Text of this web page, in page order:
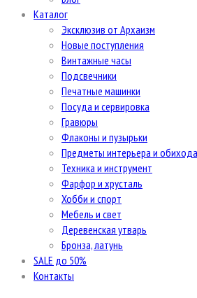
Каталог
Эксклюзив от Архаизм
Новые поступления
Винтажные часы
Подсвечники
Печатные машинки
Посуда и сервировка
Гравюры
Флаконы и пузырьки
Предметы интерьера и обихода
Техника и инструмент
Фарфор и хрусталь
Хобби и спорт
Мебель и свет
Деревенская утварь
Бронза, латунь
SALE до 50%
Контакты